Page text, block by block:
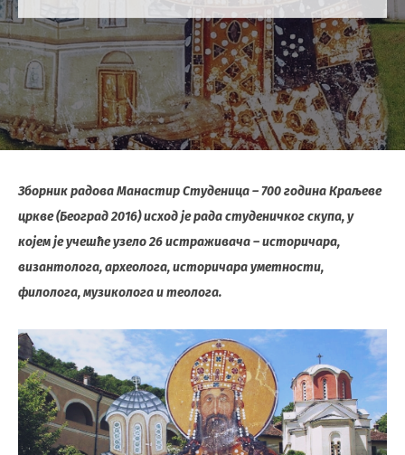
Зборник радова Манастир Студеница – 700 година Краљеве
цркве (Београд 2016) исход је рада студеничког скупа, у
којем је учешће узело 26 истраживача – историчара,
византолога, археолога, историчара уметности,
филолога, музиколога и теолога.